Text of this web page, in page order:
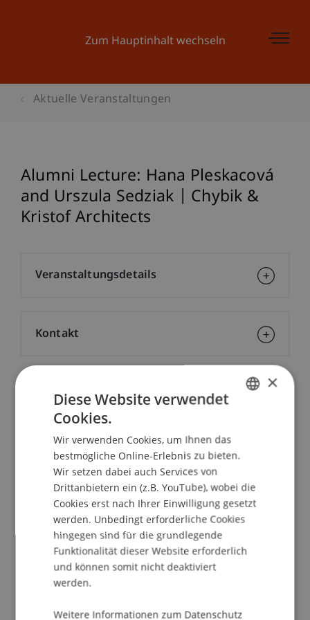
Zum Hauptinhalt wechseln
Aktuelle Veranstaltungen
Alumni Lecture: Hana Pleskacová
and Urszula Sedziak | Chybik &
Kristof Architects
School/Professur:
Studienverwaltung Bachelorstudiengang
6 pm | English | Atelier | Bar
Two alumnae, Hanka and Urszula, have returned
to Liechtenstein, bringing their expertise from
Chybik & Kristof, where several uni.li alumni are
now working. Hanka and Urszula will talk about
their post-graduation journey and delve into
topics such as adaptive reuse, modularity and
and Dietrich Schwarz will be serving drinks.
Veranstaltungsdetails
Kontakt
×
Diese Website verwendet
Cookies.
Wir verwenden Cookies, um Ihnen das
bestmögliche Online-Erlebnis zu bieten.
Wir setzen dabei auch Services von
Drittanbietern ein (z.B. YouTube), wobei die
Cookies erst nach Ihrer Einwilligung gesetzt
werden. Unbedingt erforderliche Cookies
hingegen sind für die grundlegende
Funktionalität dieser Website erforderlich
und können somit nicht deaktiviert
werden.
Weitere Informationen zum Datenschutz